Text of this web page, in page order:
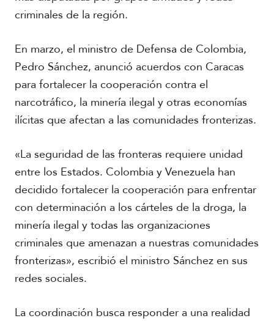
criminales de la región.
En marzo, el ministro de Defensa de Colombia,
Pedro Sánchez, anunció acuerdos con Caracas
para fortalecer la cooperación contra el
narcotráfico, la minería ilegal y otras economías
ilícitas que afectan a las comunidades fronterizas.
«La seguridad de las fronteras requiere unidad
entre los Estados. Colombia y Venezuela han
decidido fortalecer la cooperación para enfrentar
con determinación a los cárteles de la droga, la
minería ilegal y todas las organizaciones
criminales que amenazan a nuestras comunidades
fronterizas», escribió el ministro Sánchez en sus
redes sociales.
La coordinación busca responder a una realidad